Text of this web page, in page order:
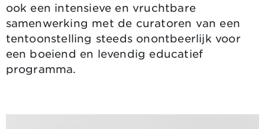
ook een intensieve en vruchtbare
samenwerking met de curatoren van een
tentoonstelling steeds onontbeerlijk voor
een boeiend en levendig educatief
programma.